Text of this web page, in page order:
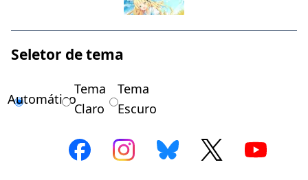
Seletor de tema
Automático
Tema
Claro
Tema
Escuro